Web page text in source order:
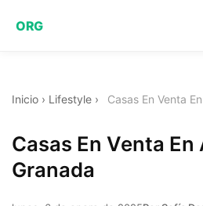
ORG
Inicio › Lifestyle › Casas En Venta
Casas En Venta En
Granada